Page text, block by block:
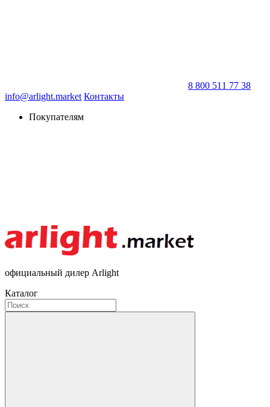
8 800 511 77 38
info@arlight.market Контакты
Покупателям
официальный дилер Arlight
Каталог